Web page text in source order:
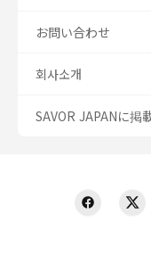
お問い合わせ
회사소개
SAVOR JAPANに掲